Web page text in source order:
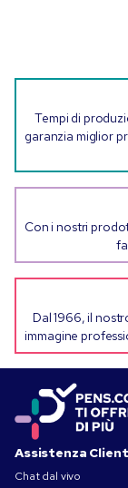
Tempi di
garanzia miglior
Con i nostri
Dal 1966, il
immagine
Assistenza
Chat dal vivo